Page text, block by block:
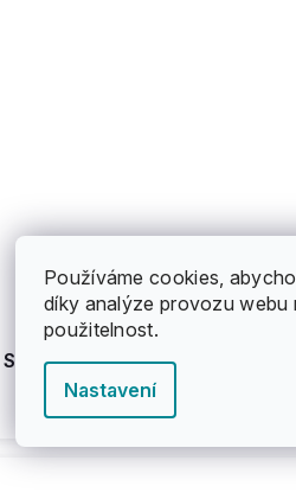
Používáme cookies,
díky analýze provozu webu
použitelnost.
Nastavení